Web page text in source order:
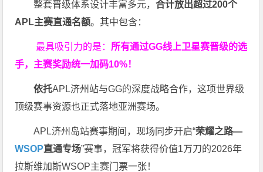
整套晋级体系设计丰富多元，合计放出超过200个
APL主赛直通名额。其中包含：
最具吸引力的是： 所有通过GG线上卫星赛晋级的选
手，主赛奖励统一加码10%！
依托APL济州站与GG的深度战略合作，这项世界级
顶级赛事资源也正式落地亚洲赛场。
APL济州岛站赛事期间，现场同步开启“荣耀之路—
WSOP直通专场”赛事，冠军将获得价值1万刀的2026年
拉斯维加斯WSOP主赛门票一张！